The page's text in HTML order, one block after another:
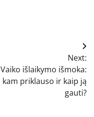
Next:
Vaiko išlaikymo išmoka:
kam priklauso ir kaip ją
gauti?